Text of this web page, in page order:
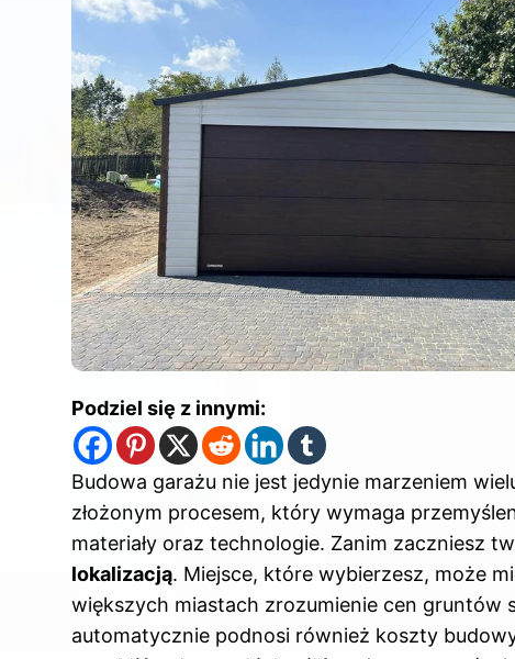
Podziel się z innymi:
Budowa garażu nie jest jedynie marzeniem
złożonym procesem, który wymaga
materiały oraz technologie. Zanim zaczniesz
lokalizacją. Miejsce, które wybierzesz, może
większych miastach zrozumienie cen gruntów
automatycznie podnosi również koszty